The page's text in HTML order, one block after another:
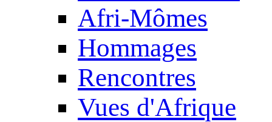
Afri-Mômes
Hommages
Rencontres
Vues d'Afrique